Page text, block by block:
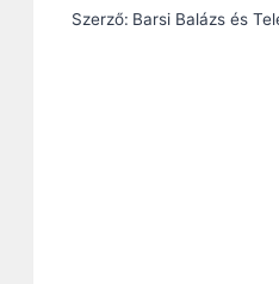
Szerző: Barsi Balázs és